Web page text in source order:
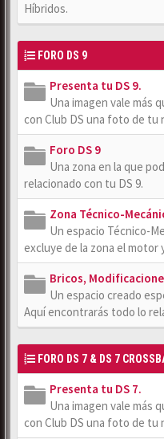
Híbridos.
FORO DS 9
Presenta tu DS 9.
Una imagen vale más
con Club DS una foto de tu
Foro DS 9
Una zona en la que
relacionado con tu DS 9.
Zona Técnico-
Un espacio Técnico-
excluye de la zona el motor
Bricos,
Un espacio creado
Aquí encontrarás todo lo
FORO DS 7 & DS 7
Presenta tu DS 7.
Una imagen vale más
con Club DS una foto de tu